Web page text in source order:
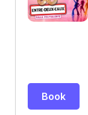
Book